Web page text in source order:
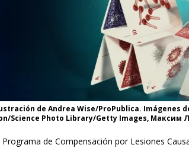
de Andrea Wise/ProPublica. Imágenes
Science Photo Library/Getty Images, Максим
Programa de Compensación por Lesiones